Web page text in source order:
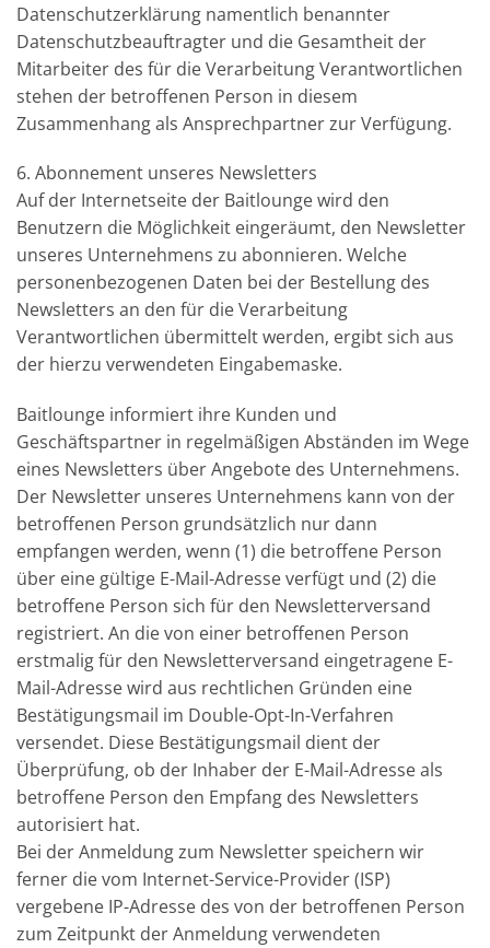
Datenschutzerklärung namentlich benannter
Datenschutzbeauftragter und die Gesamtheit der
Mitarbeiter des für die Verarbeitung Verantwortlichen
stehen der betroffenen Person in diesem
Zusammenhang als Ansprechpartner zur Verfügung.
6. Abonnement unseres Newsletters
Auf der Internetseite der Baitlounge wird den
Benutzern die Möglichkeit eingeräumt, den Newsletter
unseres Unternehmens zu abonnieren. Welche
personenbezogenen Daten bei der Bestellung des
Newsletters an den für die Verarbeitung
Verantwortlichen übermittelt werden, ergibt sich aus
der hierzu verwendeten Eingabemaske.
Baitlounge informiert ihre Kunden und
Geschäftspartner in regelmäßigen Abständen im Wege
eines Newsletters über Angebote des Unternehmens.
Der Newsletter unseres Unternehmens kann von der
betroffenen Person grundsätzlich nur dann
empfangen werden, wenn (1) die betroffene Person
über eine gültige E-Mail-Adresse verfügt und (2) die
betroffene Person sich für den Newsletterversand
registriert. An die von einer betroffenen Person
erstmalig für den Newsletterversand eingetragene E-
Mail-Adresse wird aus rechtlichen Gründen eine
Bestätigungsmail im Double-Opt-In-Verfahren
versendet. Diese Bestätigungsmail dient der
Überprüfung, ob der Inhaber der E-Mail-Adresse als
betroffene Person den Empfang des Newsletters
autorisiert hat.
Bei der Anmeldung zum Newsletter speichern wir
ferner die vom Internet-Service-Provider (ISP)
vergebene IP-Adresse des von der betroffenen Person
zum Zeitpunkt der Anmeldung verwendeten